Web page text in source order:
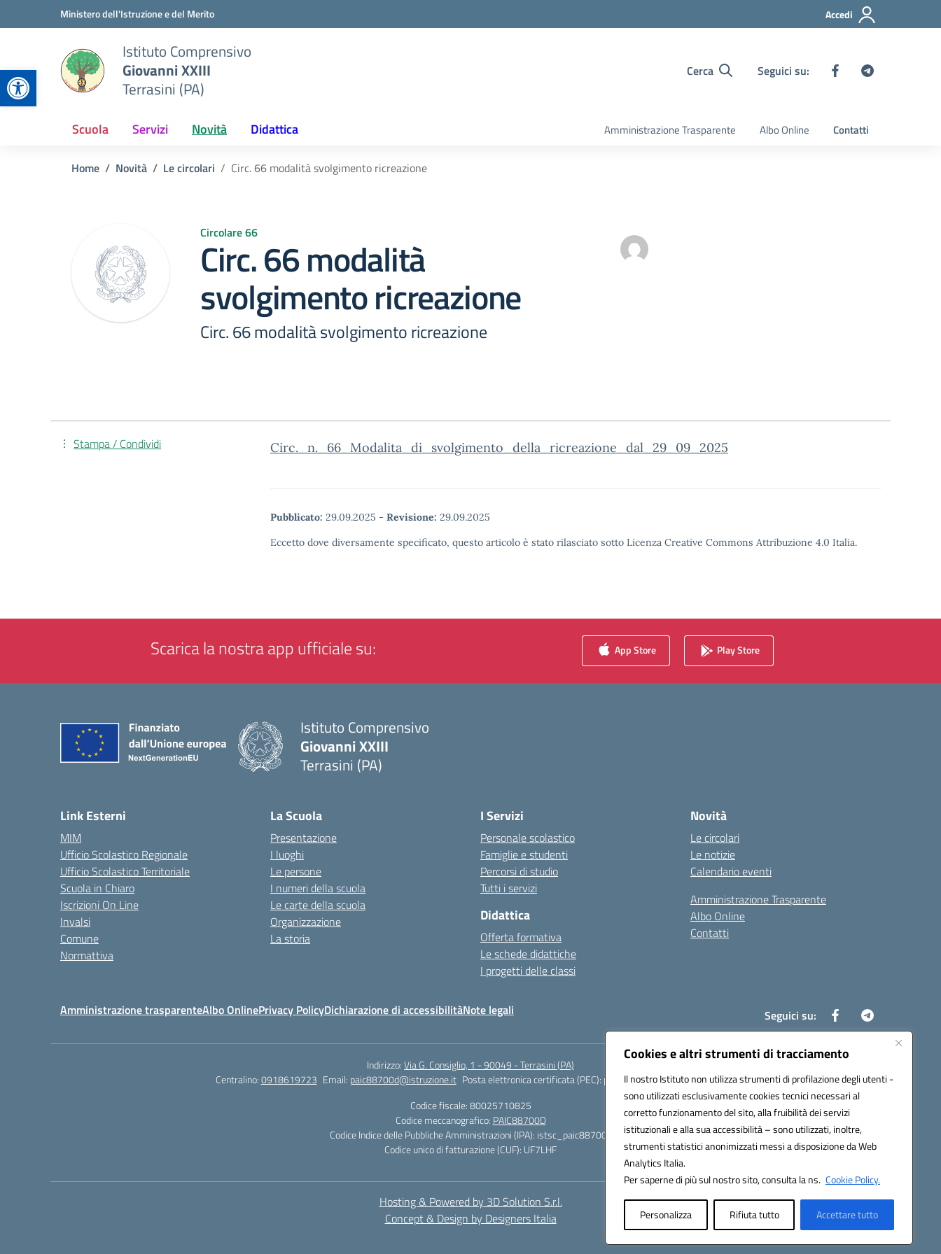
Apri la barra degli strumenti
Cookies e altri strumenti di tracciamento
Il nostro Istituto non utilizza strumenti di profilazione degli utenti -
sono utilizzati esclusivamente cookies tecnici necessari al
corretto funzionamento del sito, alla fruibilità dei servizi
istituzionali e alla sua accessibilità – sono utilizzati, inoltre,
strumenti statistici anonimizzati messi a disposizione da Web
Analytics Italia.
Per saperne di più sul nostro sito, consulta la ns. Cookie Policy.
Personalizza Rifiuta tutto Accettare tutto
Vai ai contenuti
Vai al menu di navigazioneMinistero dell'Istruzione e del Merito Accedi
Istituto Comprensivo
Giovanni XXIII
Terrasini (PA)
Cerca Seguici su:
Scuola Servizi Novità Didattica Amministrazione Trasparente Albo Online Contatti
Home Novità Le circolari Circ. 66 modalità svolgimento ricreazione
Circolare 66
Circ. 66 modalità
svolgimento ricreazione
Circ. 66 modalità svolgimento ricreazione
Circ._n._66_Modalita_di_svolgimento_della_ricreazione_dal_29_09_2025
Pubblicato: 29.09.2025 - Revisione: 29.09.2025
Eccetto dove diversamente specificato, questo articolo è stato rilasciato sotto Licenza Creative Commons Attribuzione 4.0 Italia.
Stampa / Condividi
Scarica la nostra app ufficiale su: App Store Play Store
Istituto Comprensivo
Giovanni XXIII
Terrasini (PA)
Link Esterni
MIM
Ufficio Scolastico Regionale
Ufficio Scolastico Territoriale
Scuola in Chiaro
Iscrizioni On Line
Invalsi
Comune
Normattiva
La Scuola
Presentazione
I luoghi
Le persone
I numeri della scuola
Le carte della scuola
Organizzazione
La storia
I Servizi
Personale scolastico
Famiglie e studenti
Percorsi di studio
Tutti i servizi
Didattica
Offerta formativa
Le schede didattiche
I progetti delle classi
Novità
Le circolari
Le notizie
Calendario eventi
Amministrazione Trasparente
Albo Online
Contatti
Amministrazione trasparenteAlbo OnlinePrivacy PolicyDichiarazione di accessibilitàNote legali Seguici su:
Indirizzo:Via G. Consiglio, 1 - 90049 - Terrasini (PA)
Centralino:0918619723 Email: paic88700d@istruzione.it Posta elettronica certificata (PEC): paic88700d@pec.istruzione.it
Codice fiscale: 80025710825
Codice meccanografico: PAIC88700D
Codice Indice delle Pubbliche Amministrazioni (IPA): istsc_paic88700d
Codice unico di fatturazione (CUF): UF7LHF
Hosting & Powered by 3D Solution S.r.l.
Concept & Design by Designers Italia